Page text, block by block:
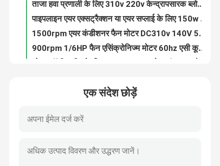
कारखाना भ्रमण
गुणवत्ता नियंत्रण
सोडा कॉफी मशीन के लिए 220v 115v 1 फेज इंडक्शन मोटर कार्बोनेट मोटर
400w सेंट्रल एसी यूनिट फैन मोटर 800-1300rpm हाई पावर YDK140 एल्युमिनियम शेल
इंडोर फैन ब्लोअर के लिए 115V 60HZ सिंगल फेज ब्लोअर मोटर 1/10 HP
एक संदेश छोड़ें